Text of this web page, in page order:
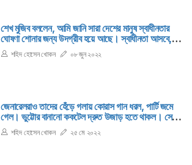
শেখ মুজিব বললেন, আমি জানি সারা দেশের মানুষ স্বাধীনতার
ঘোষণা শোনার জন্য উদগ্রীব হয়ে আছে। স্বাধীনতা আসবে,
তাকে আসতেই হবে। কিন্তু এজন্যে আমাদের আন্তর্জাতিক
সম্প্রদায়ের সমর্থন চাই। আনফরচুনেটলি আমেরিকা সমর্থন
শহিদ হোসেন খোকন ০৮ জুন ২০২২
জেনারেলরাও তাদের হেঁড়ে গলায় কোরাস গান ধরল, পার্টি জমে
গেল। ভুট্টোর বানানো ককটেল দ্রুত উজাড় হতে থাকল। সে
খানিকটা হতাশ চোখে ইয়াহিয়ার দিকে তাকাতেই ইয়াহিয়া তাকে
পয়েন্ট করেই পরের লাইন ধরল, তু বাদশা হ্যায় হুসনে নে হ, হুসনে
শহিদ হোসেন খোকন ২৫ মে ২০২২